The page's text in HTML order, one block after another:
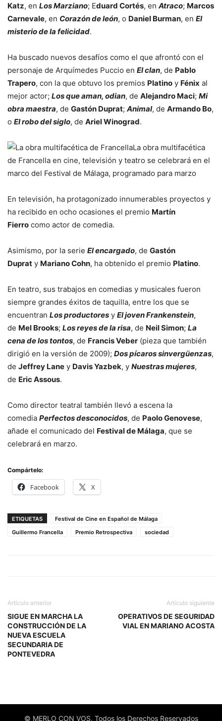
Katz, en Los Marziano; Eduard Cortés, en Atraco; Marcos
Carnevale, en Corazón de león, o Daniel Burman, en El
misterio de la felicidad.
Ha buscado nuevos desafíos como el que afrontó con el
personaje de Arquímedes Puccio en El clan, de Pablo
Trapero, con la que obtuvo los premios Platino y Fénix al
mejor actor; Los que aman, odian, de Alejandro Maci; Mi
obra maestra, de Gastón Duprat; Animal, de Armando Bo,
o El robo del siglo, de Ariel Winograd.
La obra multifacética
de Francella en cine, televisión y teatro se celebrará en el
marco del Festival de Málaga, programado para marzo
En televisión, ha protagonizado innumerables proyectos y
ha recibido en ocho ocasiones el premio Martín
Fierro como actor de comedia.
Asimismo, por la serie El encargado, de Gastón
Duprat y Mariano Cohn, ha obtenido el premio Platino.
En teatro, sus trabajos en comedias y musicales fueron
siempre grandes éxitos de taquilla, entre los que se
encuentran Los productores y El joven Frankenstein,
de Mel Brooks; Los reyes de la risa, de Neil Simon; La
cena de los tontos, de Francis Veber (pieza que también
dirigió en la versión de 2009); Dos pícaros sinvergüenzas,
de Jeffrey Lane y Davis Yazbek, y Nuestras mujeres,
de Eric Assous.
Como director teatral también llevó a escena la
comedia Perfectos desconocidos, de Paolo Genovese,
añade el comunicado del Festival de Málaga, que se
celebrará en marzo.
Compártelo:
Facebook X
ETIQUETAS
Festival de Cine en Español de Málaga
Guillermo Francella
Premio Retrospectiva sociedad
Artículo anterior
SIGUE EN MARCHA LA
CONSTRUCCIÓN DE LA
NUEVA ESCUELA
SECUNDARIA DE
PONTEVEDRA
Artículo siguiente
OPERATIVOS DE SEGURIDAD
VIAL EN MARIANO ACOSTA
© MERLO CON VOS, Todos los Derechos Reservados